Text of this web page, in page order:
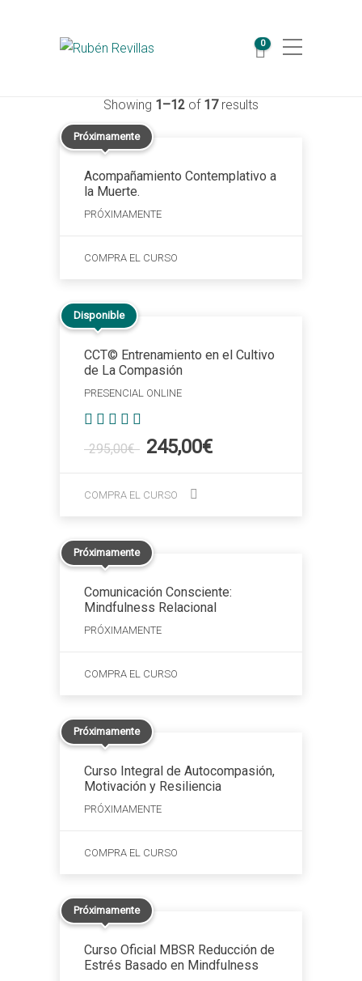
0
Showing 1–12 of 17results
Próximamente
Acompañamiento Contemplativo a
la Muerte.
PRÓXIMAMENTE
COMPRA EL CURSO
Disponible
CCT© Entrenamiento en el Cultivo
de La Compasión
PRESENCIAL ONLINE
Valorado
con
295,00€
El
original
era:
245,00€El
COMPRA EL CURSO
Próximamente
Comunicación Consciente:
Mindfulness Relacional
PRÓXIMAMENTE
COMPRA EL CURSO
Próximamente
Curso Integral de Autocompasión,
Motivación y Resiliencia
PRÓXIMAMENTE
COMPRA EL CURSO
Próximamente
Curso Oficial MBSR Reducción de
Estrés Basado en Mindfulness